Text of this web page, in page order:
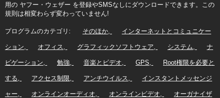
用の ヤフー・ウェザー を登録やSMSなしにダウンロードできます。この
規則は相変わらず変わっていません!
プログラムのカテゴリ: そのほか インターネットとコミュニケー
ション オフィス グラフィックソフトウェア システム ナ
ビゲーション 勉強 音楽とビデオ GPS Root権限を必要と
する アクセス制限 アンチウイルス インスタントメッセンジ
ャー オンラインオーディオ オンラインビデオ オーガナイザ